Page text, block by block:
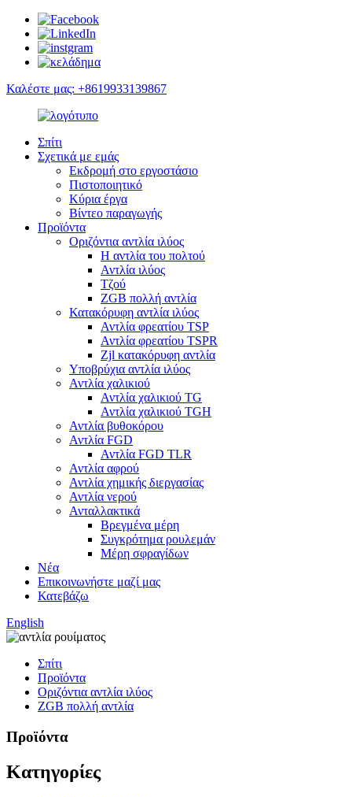
Καλέστε μας: +8619933139867
Σπίτι
Σχετικά με εμάς
Εκδρομή στο εργοστάσιο
Πιστοποιητικό
Κύρια έργα
Βίντεο παραγωγής
Προϊόντα
Οριζόντια αντλία ιλύος
Η αντλία του πολτού
Αντλία ιλύος
Τζού
ZGB πολλή αντλία
Κατακόρυφη αντλία ιλύος
Αντλία φρεατίου TSP
Αντλία φρεατίου TSPR
Zjl κατακόρυφη αντλία
Υποβρύχια αντλία ιλύος
Αντλία χαλικιού
Αντλία χαλικιού TG
Αντλία χαλικιού TGH
Αντλία βυθοκόρου
Αντλία FGD
Αντλία FGD TLR
Αντλία αφρού
Αντλία χημικής διεργασίας
Αντλία νερού
Ανταλλακτικά
Βρεγμένα μέρη
Συγκρότημα ρουλεμάν
Μέρη σφραγίδων
Νέα
Επικοινωνήστε μαζί μας
Κατεβάζω
English
Σπίτι
Προϊόντα
Οριζόντια αντλία ιλύος
ZGB πολλή αντλία
Προϊόντα
Κατηγορίες